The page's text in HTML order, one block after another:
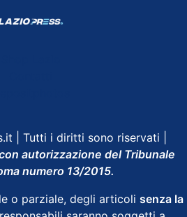
| Tutti i diritti sono riservati |
autorizzazione del Tribunale
numero 13/2015.
o parziale, degli articoli senza la